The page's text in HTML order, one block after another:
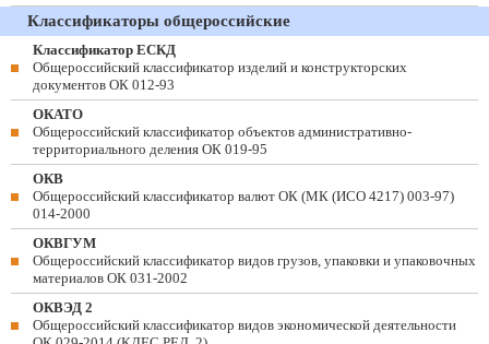
Классификаторы общероссийские
Классификатор ЕСКД
Общероссийский классификатор изделий и конструкторских
документов ОК 012-93
ОКАТО
Общероссийский классификатор объектов административно-
территориального деления ОК 019-95
ОКВ
Общероссийский классификатор валют ОК (МК (ИСО 4217) 003-97)
014-2000
ОКВГУМ
Общероссийский классификатор видов грузов, упаковки и упаковочных
материалов ОК 031-2002
ОКВЭД 2
Общероссийский классификатор видов экономической деятельности